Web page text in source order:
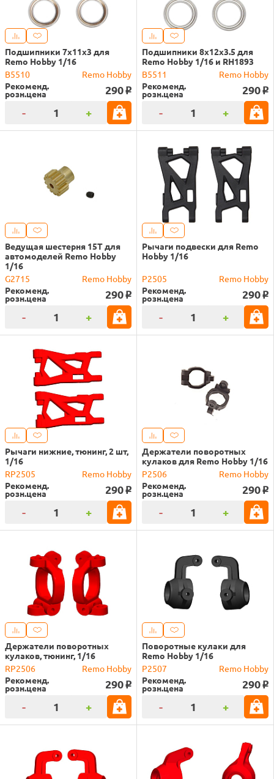
Подшипники 7x11x3 для
Remo Hobby 1/16
B5510
Remo Hobby
Рекоменд.
розн.цена 290 o
- +
Подшипники 8x12x3.5 для
Remo Hobby 1/16 и RH1893
B5511
Remo Hobby
Рекоменд.
розн.цена 290 o
- +
Ведущая шестерня 15T для
автомоделей Remo Hobby
1/16
G2715
Remo Hobby
Рекоменд.
розн.цена 290 o
- +
Рычаги подвески для Remo
Hobby 1/16
P2505
Remo Hobby
Рекоменд.
розн.цена 290 o
- +
Рычаги нижние, тюнинг, 2 шт,
1/16
RP2505
Remo Hobby
Рекоменд.
розн.цена 290 o
- +
Держатели поворотных
кулаков для Remo Hobby 1/16
P2506
Remo Hobby
Рекоменд.
розн.цена 290 o
- +
Держатели поворотных
кулаков, тюнинг, 1/16
RP2506
Remo Hobby
Рекоменд.
розн.цена 290 o
- +
Поворотные кулаки для
Remo Hobby 1/16
P2507
Remo Hobby
Рекоменд.
розн.цена 290 o
- +